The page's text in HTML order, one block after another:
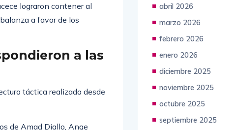
lograron contener al
a favor de los
a las
táctica realizada desde
mayo 2026
abril 2026
marzo 2026
febrero 2026
enero 2026
diciembre 2025
noviembre 2025
octubre 2025